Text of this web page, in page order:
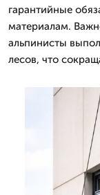
гарантийные
материалам.
альпинисты
лесов, что